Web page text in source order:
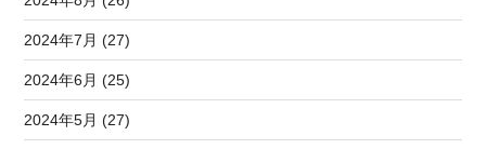
2024年7月 (27)
2024年6月 (25)
2024年5月 (27)